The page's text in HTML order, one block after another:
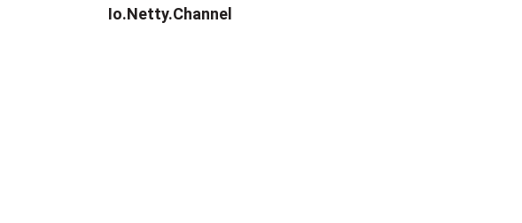
Io.Netty.Channel